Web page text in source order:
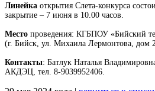
Линейка открытия Слета-конкурса
закрытие – 7 июня в 10.00 часов.
Место проведения: КГБПОУ «Бийский
(г. Бийск, ул. Михаила Лермонтова, дом
Контакты: Батлук Наталья
АКДЭЦ, тел. 8-9039952406.